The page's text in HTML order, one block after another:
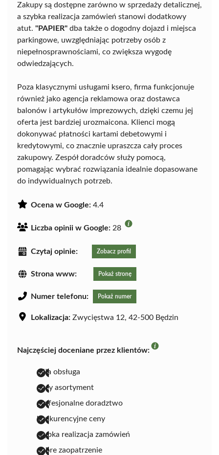
Zakupy są dostępne zarówno w sprzedaży detalicznej,
a szybka realizacja zamówień stanowi dodatkowy
atut. "PAPIER" dba także o dogodny dojazd i miejsca
parkingowe, uwzględniając potrzeby osób z
niepełnosprawnościami, co zwiększa wygodę
odwiedzających.
Poza klasycznymi usługami ksero, firma funkcjonuje
również jako agencja reklamowa oraz dostawca
balonów i artykułów imprezowych, dzięki czemu jej
oferta jest bardziej urozmaicona. Klienci mogą
dokonywać płatności kartami debetowymi i
kredytowymi, co znacznie upraszcza cały proces
zakupowy. Zespół doradców służy pomocą,
pomagając wybrać rozwiązania idealnie dopasowane
do indywidualnych potrzeb.
Ocena w Google: 4.4
Liczba opinii w Google: 28
Czytaj opinie: Zobacz profil
Strona www: Pokaż stronę
Numer telefonu: Pokaż numer
Lokalizacja: Zwycięstwa 12, 42-500 Będzin
Najczęściej doceniane przez klientów:
miła obsługa
duży asortyment
profesjonalne doradztwo
konkurencyjne ceny
szybka realizacja zamówień
dobre zaopatrzenie